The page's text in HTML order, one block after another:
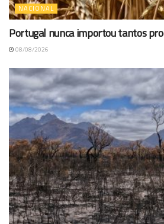
NACIONAL
Portugal nunca importou tantos
08/08/2026